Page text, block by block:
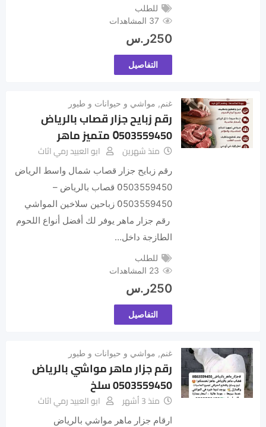
للطلب
37 المشاهدات
250ر.س
التفاصيل
غنم, مواشي و حيوانات و طيور
رقم زبايح جزار قصاب بالرياض
0َ503559450 متميز ماهر
منذ شهرين ابو العبيد رمي اثاث
رقم زبايح جزار قصاب شمال واسط الرياض
0َ503559450 ‏قصاب بالرياض –
0َ503559450 زباحين سلاخين المواشي
رقم جزار ماهر يوفر لك أفضل أنواع اللحوم
الطازجة داخل…
للطلب
23 المشاهدات
250ر.س
التفاصيل
غنم, مواشي و حيوانات و طيور
رقم جزار ماهر مواشي بالرياض
0503559450 سلخ
منذ 3 أشهر ابو العبيد رمي اثاث
ارقام جزار ماهر مواشي بالرياض